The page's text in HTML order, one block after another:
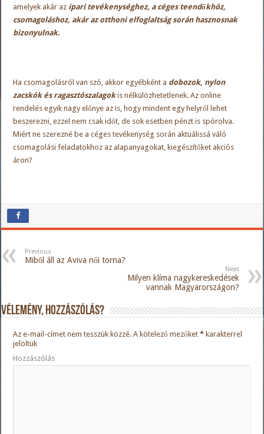
amelyek akár az ipari tevékenységhez, a céges teendőkhöz,
csomagoláshoz, akár az otthoni elfoglaltság során hasznosnak
bizonyulnak.
Ha csomagolásról van szó, akkor egyébként a dobozok, nylon
zacskók és ragasztószalagokis nélkülözhetetlenek. Az online
rendelés egyik nagy előnye az is, hogy mindent egy helyről lehet
beszerezni, ezzel nem csak időt, de sok esetben pénzt is spórolva.
Miért ne szerezné be a céges tevékenység során aktuálissá váló
csomagolási feladatokhoz az alapanyagokat, kiegészítőket akciós
áron?
Previous
Miből áll az Aviva női torna?
Next
Milyen klíma nagykereskedések
vannak Magyarországon?
Vélemény, hozzászólás?
Az e-mail-címet nem tesszük közzé. A kötelező mezőket* karakterrel
jelöltük
Hozzászólás